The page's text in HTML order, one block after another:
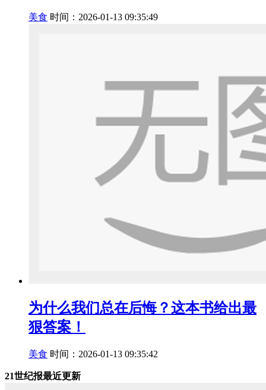
美食 时间：2026-01-13 09:35:49
为什么我们总在后悔？这本书给出最
狠答案！
美食 时间：2026-01-13 09:35:42
21世纪报最近更新